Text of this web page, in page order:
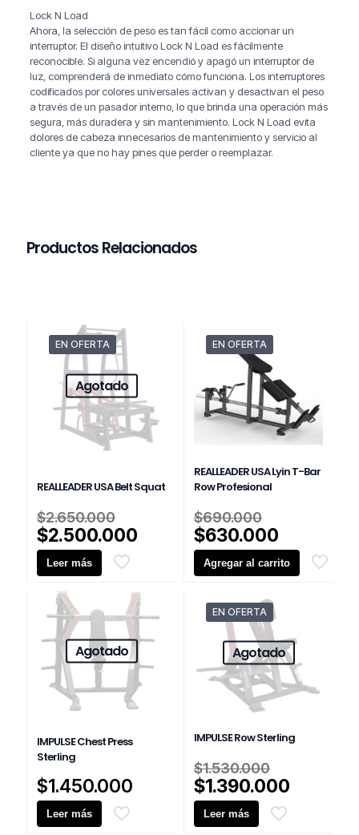
Lock N Load
Ahora, la selección de peso es tan fácil como accionar un
interruptor. El diseño intuitivo Lock N Load es fácilmente
reconocible. Si alguna vez encendió y apagó un interruptor de
luz, comprenderá de inmediato cómo funciona. Los interruptores
codificados por colores universales activan y desactivan el peso
a través de un pasador interno, lo que brinda una operación más
segura, más duradera y sin mantenimiento. Lock N Load evita
dolores de cabeza innecesarios de mantenimiento y servicio al
cliente ya que no hay pines que perder o reemplazar.
Productos Relacionados
EN OFERTA
Agotado
REALLEADER USA Belt Squat
$2.650.000
precio
original
era:
$2.500.000
es:
$2.500.000.
Leer más
EN OFERTA
REALLEADER USA Lyin T-Bar
Row Profesional
$690.000
precio
original
era:
$630.000
precio
actual
Agregar al carrito
Agotado
IMPULSE Chest Press
Sterling
$1.450.000
Leer más
EN OFERTA
Agotado
IMPULSE Row Sterling
$1.530.000
precio
original
era:
$1.390.000
Leer más